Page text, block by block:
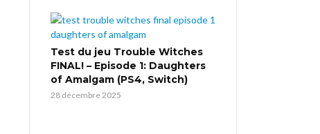
Test du jeu Trouble Witches
FINAL! – Episode 1: Daughters
of Amalgam (PS4, Switch)
28 décembre 2025